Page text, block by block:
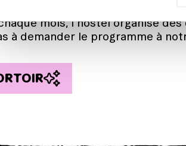
mois, l’hostel organise
à demander le programme à